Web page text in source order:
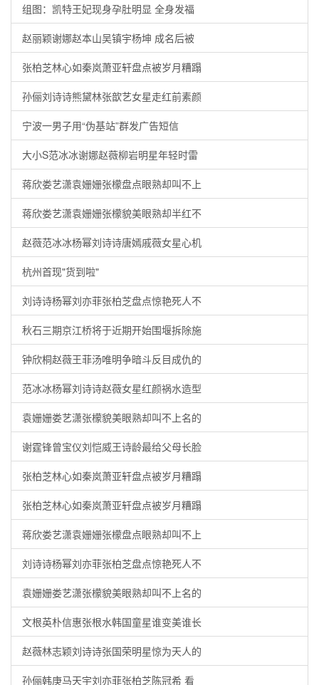
组图：凯特王妃现身孕肚明显 全身发福
赵丽颖谢娜赵本山吴镇宇杨坤 成名后被
张柏芝林心如秦岚萧亚轩盘点被岁月糟蹋
孙俪刘诗诗熊黛林张歆艺女星走红前素颜
宁波一男子用“伪基站”群发广告短信
大小S范冰冰谢娜赵薇柳岩明星年轻时雷
蒋欣娄艺潇袁姗姗张檬盘点眼熟却叫不上
蒋欣娄艺潇袁姗姗张檬貌美眼熟却半红不
赵薇范冰冰杨幂刘诗诗唐嫣戚薇女星心机
杭州首现"货到啦"
刘诗诗杨幂刘亦菲张柏芝盘点惊艳死人不
秋石三期京江桥将于近期开始围堰拆除施
钟欣桐赵薇王菲汤唯明争暗斗反目成仇的
范冰冰杨幂刘诗诗赵薇女星红颜祸水造型
袁姗姗娄艺潇张檬貌美眼熟却叫不上名的
谢霆锋曾宝仪刘恺威王诗龄最给父母长脸
张柏芝林心如秦岚萧亚轩盘点被岁月糟蹋
张柏芝林心如秦岚萧亚轩盘点被岁月糟蹋
蒋欣娄艺潇袁姗姗张檬盘点眼熟却叫不上
刘诗诗杨幂刘亦菲张柏芝盘点惊艳死人不
袁姗姗娄艺潇张檬貌美眼熟却叫不上名的
文根英朴信惠张根水韩国童星谁变美谁长
赵薇林志颖刘诗诗张国荣明星惊为天人的
孙俪韩庚马天宇刘亦菲张柏芝陈冠希 看